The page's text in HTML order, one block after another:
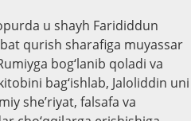
u shayh Farididdun
qurish sharafiga muyassar
bog‘lanib qoladi va
bag‘ishlab, Jaloliddin uni
she’riyat, falsafa va